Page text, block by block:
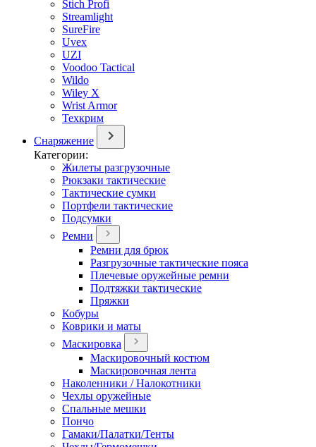
Stich Profi
Streamlight
SureFire
Uvex
UZI
Voodoo Tactical
Wildo
Wiley X
Wrist Armor
Техкрим
Снаряжение
Категории:
Жилеты разгрузочные
Рюкзаки тактические
Тактические сумки
Портфели тактические
Подсумки
Ремни
Ремни для брюк
Разгрузочные тактические пояса
Плечевые оружейные ремни
Подтяжки тактические
Пряжки
Кобуры
Коврики и маты
Маскировка
Маскировочный костюм
Маскировочная лента
Наколенники / Налокотники
Чехлы оружейные
Спальные мешки
Пончо
Гамаки/Палатки/Тенты